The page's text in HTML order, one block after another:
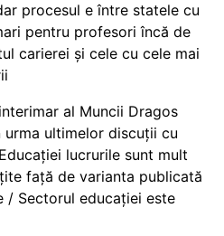
procesul e între statele cu
pentru profesori încă de
carierei și cele cu cele mai
al Muncii Dragos
urma ultimelor discuții cu
lucrurile sunt mult
față de varianta publicată
/ Sectorul educației este